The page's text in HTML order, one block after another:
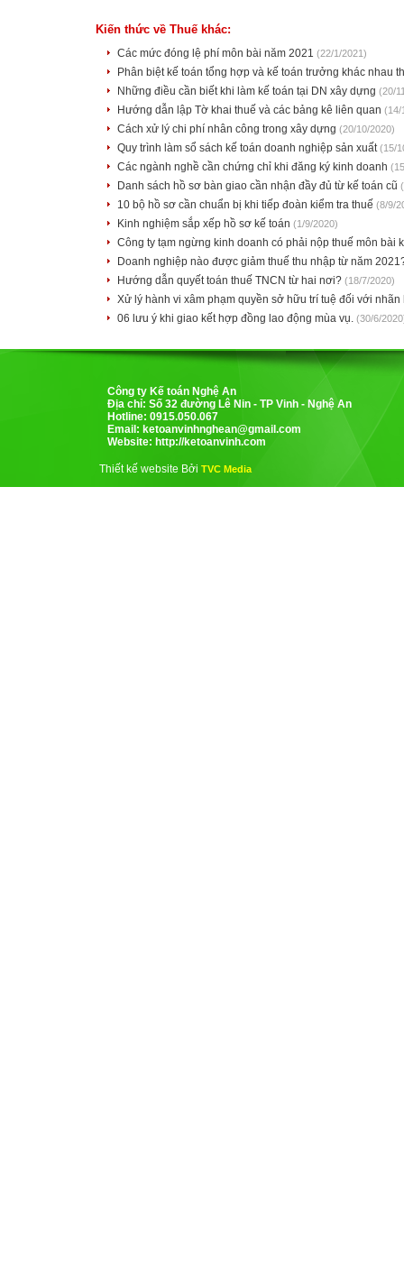
Kiến thức về Thuế khác:
Các mức đóng lệ phí môn bài năm 2021 (22/1/2021)
Phân biệt kế toán tổng hợp và kế toán trưởng khác nhau
Những điều cần biết khi làm kế toán tại DN xây dựng (20/
Hướng dẫn lập Tờ khai thuế và các bảng kê liên quan (14/
Cách xử lý chi phí nhân công trong xây dựng (20/10/2020)
Quy trình làm sổ sách kế toán doanh nghiệp sản xuất(15/
Các ngành nghề cần chứng chỉ khi đăng ký kinh doanh
Danh sách hồ sơ bàn giao cần nhận đầy đủ từ kế toán cũ
10 bộ hồ sơ cần chuẩn bị khi tiếp đoàn kiểm tra thuế (8/9/
Kinh nghiệm sắp xếp hồ sơ kế toán (1/9/2020)
Công ty tạm ngừng kinh doanh có phải nộp thuế môn bài
Doanh nghiệp nào được giảm thuế thu nhập từ năm
Hướng dẫn quyết toán thuế TNCN từ hai nơi? (18/7/2020)
Xử lý hành vi xâm phạm quyền sở hữu trí tuệ đối với
06 lưu ý khi giao kết hợp đồng lao động mùa vụ. (30/6/
Công ty Kế toán Nghệ An
Địa chỉ: Số 32 đường Lê Nin - TP Vinh - Nghệ An
Hotline: 0915.050.067
Email: ketoanvinhnghean@gmail.com
Website: http://ketoanvinh.com
Thiết kế website Bởi TVC Media